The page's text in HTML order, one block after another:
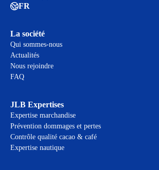
FR
La société
Qui sommes-nous
Actualités
Nous rejoindre
FAQ
JLB Expertises
Expertise marchandise
Prévention dommages et pertes
Contrôle qualité cacao & café
Expertise nautique